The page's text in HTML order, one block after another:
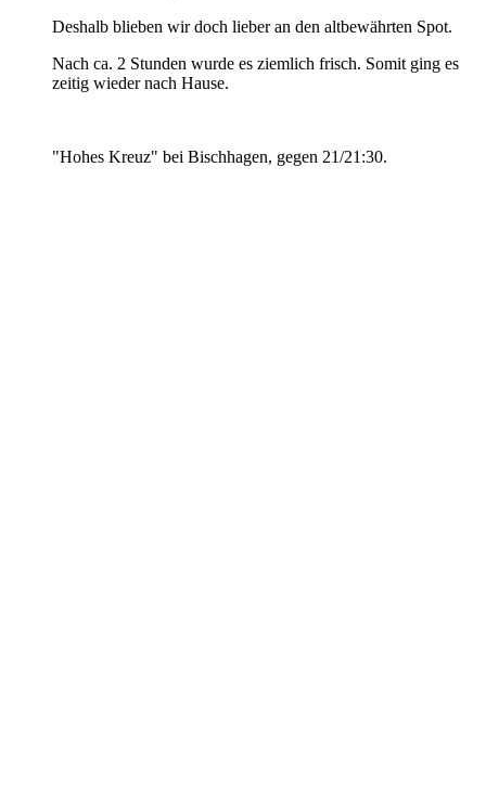
Deshalb blieben wir doch lieber an den altbewährten Spot.
Nach ca. 2 Stunden wurde es ziemlich frisch. Somit ging es
zeitig wieder nach Hause.
"Hohes Kreuz" bei Bischhagen, gegen 21/21:30.